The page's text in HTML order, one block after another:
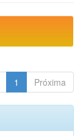
1 Próxima